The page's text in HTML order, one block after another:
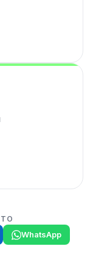
WhatsApp